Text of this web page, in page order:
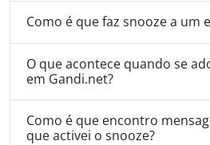
Como é que faz snooze a um
O que acontece quando se
em Gandi.net?
Como é que encontro
que activei o snooze?